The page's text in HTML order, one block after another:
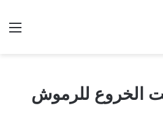
الخروع للرموش